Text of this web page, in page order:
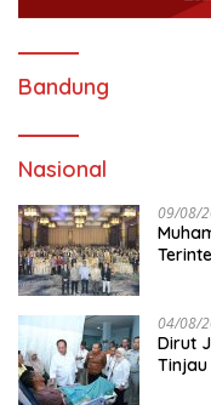
Bandung
Nasional
09/08/
04/08/
Dirut